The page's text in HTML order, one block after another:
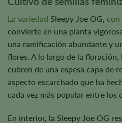
La variedad Sleepy Joe OG, con
convierte en una planta
una ramificación abundante y
flores. A lo largo de la floración,
cubren de una espesa capa de
aspecto escarchado que ha
cada vez más popular entre los
En interior, la Sleepy Joe OG